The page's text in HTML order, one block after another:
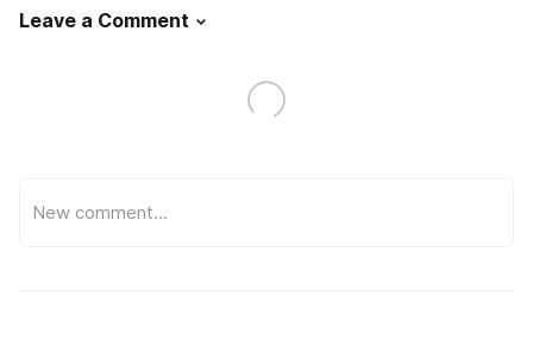
Leave a Comment